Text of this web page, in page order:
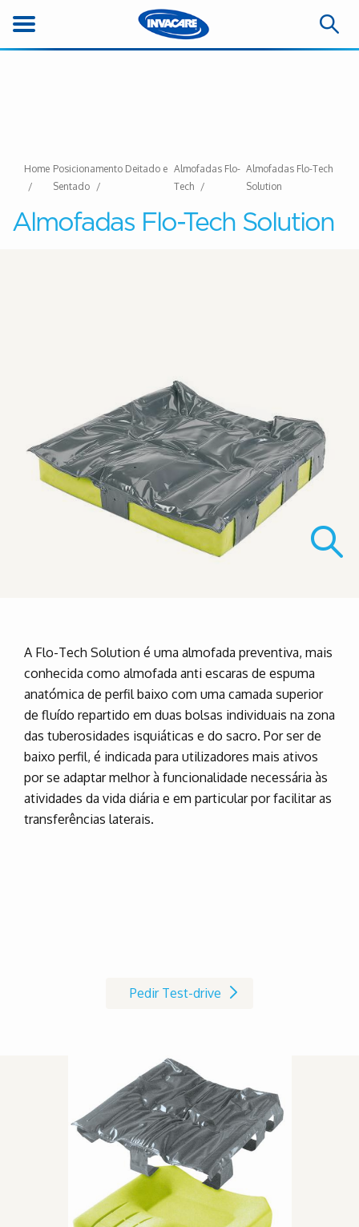
Home Posicionamento Deitado e
Sentado
Almofadas Flo-
Tech
Almofadas Flo-Tech
Solution
Almofadas Flo-Tech Solution
A Flo-Tech Solution é uma almofada preventiva, mais
conhecida como almofada anti escaras de espuma
anatómica de perfil baixo com uma camada superior
de fluído repartido em duas bolsas individuais na zona
das tuberosidades isquiáticas e do sacro. Por ser de
baixo perfil, é indicada para utilizadores mais ativos
por se adaptar melhor à funcionalidade necessária às
atividades da vida diária e em particular por facilitar as
transferências laterais.
Pedir Test-drive